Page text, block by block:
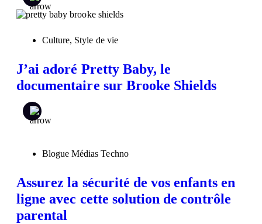
Culture, Style de vie
J’ai adoré Pretty Baby, le
documentaire sur Brooke Shields
Blogue Médias Techno
Assurez la sécurité de vos enfants en
ligne avec cette solution de contrôle
parental